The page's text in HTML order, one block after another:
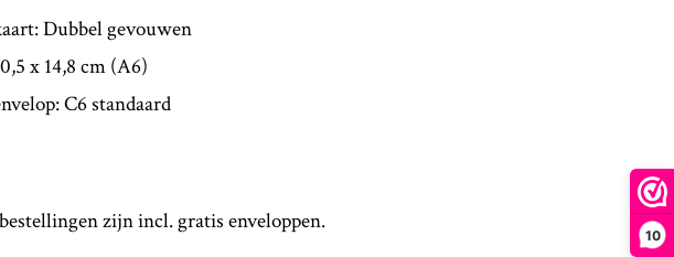
10
Dubbel gevouwen
x 14,8 cm (A6)
C6 standaard
zijn incl. gratis enveloppen.